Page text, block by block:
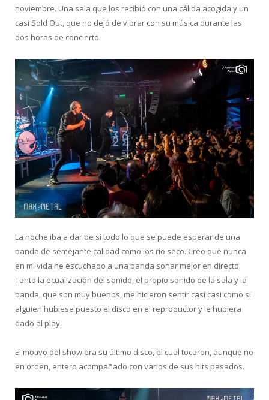
noviembre. Una sala que los recibió con una cálida acogida y un
casi Sold Out, que no dejó de vibrar con su música durante las
dos horas de concierto.
La noche iba a dar de sí todo lo que se puede esperar de una
banda de semejante calidad como los río seco. Creo que nunca
en mi vida he escuchado a una banda sonar mejor en directo.
Tanto la ecualización del sonido, el propio sonido de la sala y la
banda, que son muy buenos, me hicieron sentir casi casi como si
alguien hubiese puesto el disco en el reproductor y le hubiera
dado al play.
El motivo del show era su último disco, el cual tocaron, aunque no
en orden, entero acompañado con varios de sus hits pasados.